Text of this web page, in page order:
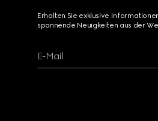
Erhalten Sie exklusive
spannende Neuigkeiten aus der
E-Mail